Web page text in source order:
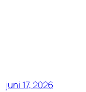
juni 17, 2026